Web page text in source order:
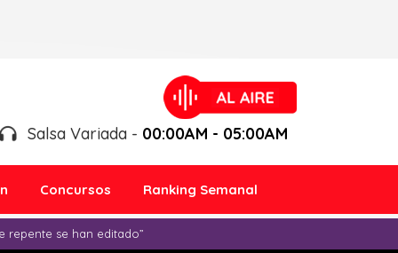
Salsa Variada - 00:00AM - 05:00AM
Concursos Ranking Semanal
repente se han editado”